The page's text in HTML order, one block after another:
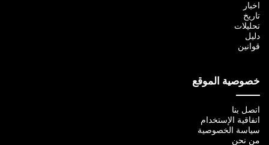
اخبار
تاريخ
تحليلات
دليل
قوانين
خصوصية الموقع
اتصل بنا
اتفاقية الإستخدام
سياسة الخصوصية
من نحن